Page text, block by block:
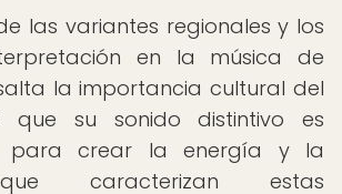
las variantes regionales y los
en la música de
la importancia cultural del
que su sonido distintivo es
para crear la energía y la
caracterizan estas